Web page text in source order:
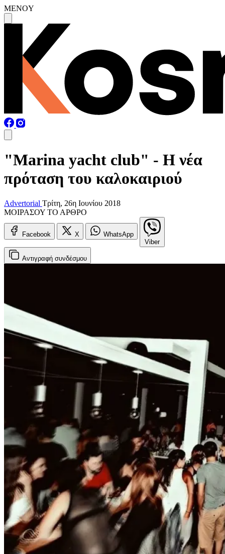
MENOY
"Marina yacht club" - Η νέα
πρόταση του καλοκαιριού
Advertorial Τρίτη, 26η Ιουνίου 2018
ΜΟΙΡΑΣΟΥ ΤΟ ΑΡΘΡΟ
Facebook X
WhatsApp
Viber
Αντιγραφή συνδέσμου